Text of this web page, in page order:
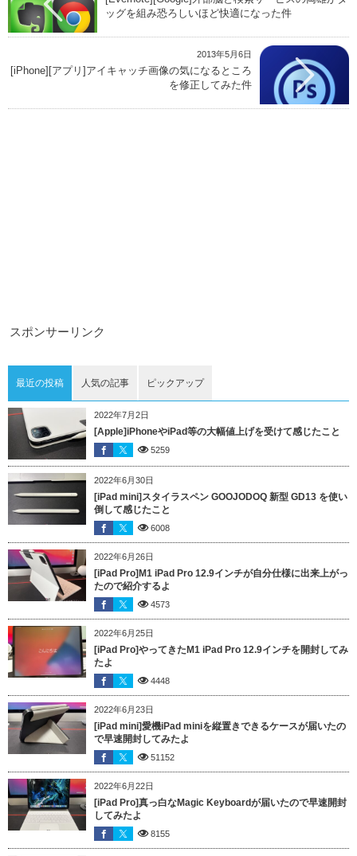
ッグを組み恐ろしいほど快適になった件
2013年5月6日
[iPhone][アプリ]アイキャッチ画像の気になるところ
を修正してみた件
スポンサーリンク
最近の投稿 人気の記事 ピックアップ
2022年7月2日
[Apple]iPhoneやiPad等の大幅値上げを受けて感じたこと
5259
2022年6月30日
[iPad mini]スタイラスペン GOOJODOQ 新型 GD13 を使い
倒して感じたこと
6008
2022年6月26日
[iPad Pro]M1 iPad Pro 12.9インチが自分仕様に出来上がっ
たので紹介するよ
4573
2022年6月25日
[iPad Pro]やってきたM1 iPad Pro 12.9インチを開封してみ
たよ
4448
2022年6月23日
[iPad mini]愛機iPad miniを縦置きできるケースが届いたの
で早速開封してみたよ
51152
2022年6月22日
[iPad Pro]真っ白なMagic Keyboardが届いたので早速開封
してみたよ
8155